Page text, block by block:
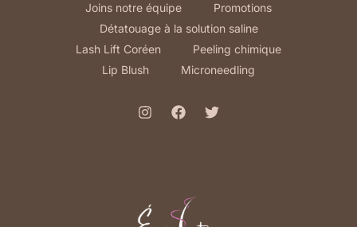
Joins notre équipe
Promotions
Détatouage à la solution saline
Lash Lift Coréen
Peeling chimique
Lip Blush
Microneedling